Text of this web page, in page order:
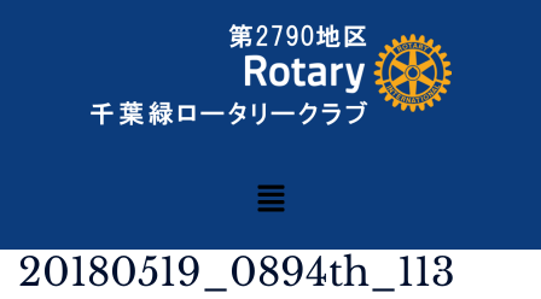
20180519_0894th_113